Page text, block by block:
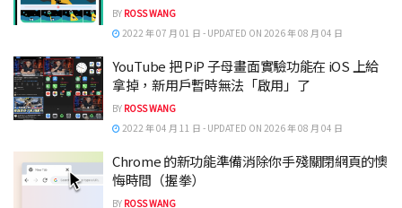
BY ROSS WANG
2022 年 07 月 01 日 - UPDATED ON 2026 年 08 月 04 日
YouTube 把 PiP 子母畫面實驗功能在 iOS 上給
拿掉，新用戶暫時無法「啟用」了
BY ROSS WANG
2022 年 04 月 11 日 - UPDATED ON 2026 年 08 月 04 日
Chrome 的新功能準備消除你手殘關閉網頁的懊
悔時間（握拳）
BY ROSS WANG